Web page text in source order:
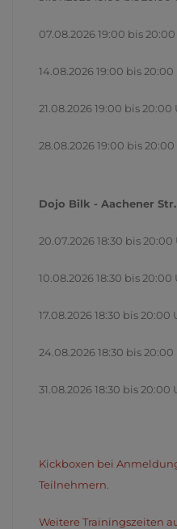
07.08.2026 19:00 bis
14.08.2026 19:00 bis 20:00
21.08.2026 19:00 bis 20:00
28.08.2026 19:00 bis
Dojo Bilk - Aachener
20.07.2026 18:30 bis 20:00
10.08.2026 18:30 bis 20:00
17.08.2026 18:30 bis 20:00
24.08.2026 18:30 bis 20:00
31.08.2026 18:30 bis 20:00
Kickboxen bei
Teilnehmern.
Weitere Trainingszeiten